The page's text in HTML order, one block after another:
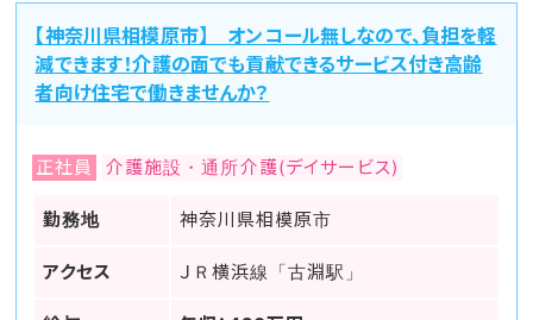
【神奈川県相模原市】 オンコール無しなので、負担を軽
減できます！介護の面でも貢献できるサービス付き高齢
者向け住宅で働きませんか？
正社員 介護施設・通所介護(デイサービス)
勤務地 神奈川県相模原市
アクセス ＪＲ横浜線「古淵駅」